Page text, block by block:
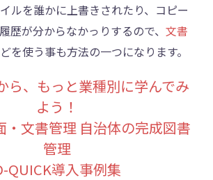
ルを誰かに上書きされたり、コピー
歴が分からなかっりするので、 文書
を使う事も方法の一つになります。
ら、もっと業種別に学んでみ
よう！
・文書管理 自治体の完成図書
管理
QUICK導入事例集